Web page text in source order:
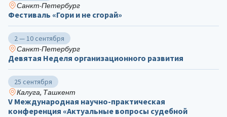
Санкт-Петербург
Фестиваль «Гори и не сгорай»
2 — 10 сентября
Санкт-Петербург
Девятая Неделя организационного развития
25 сентября
Калуга, Ташкент
V Международная научно-практическая
конференция «Актуальные вопросы судебной